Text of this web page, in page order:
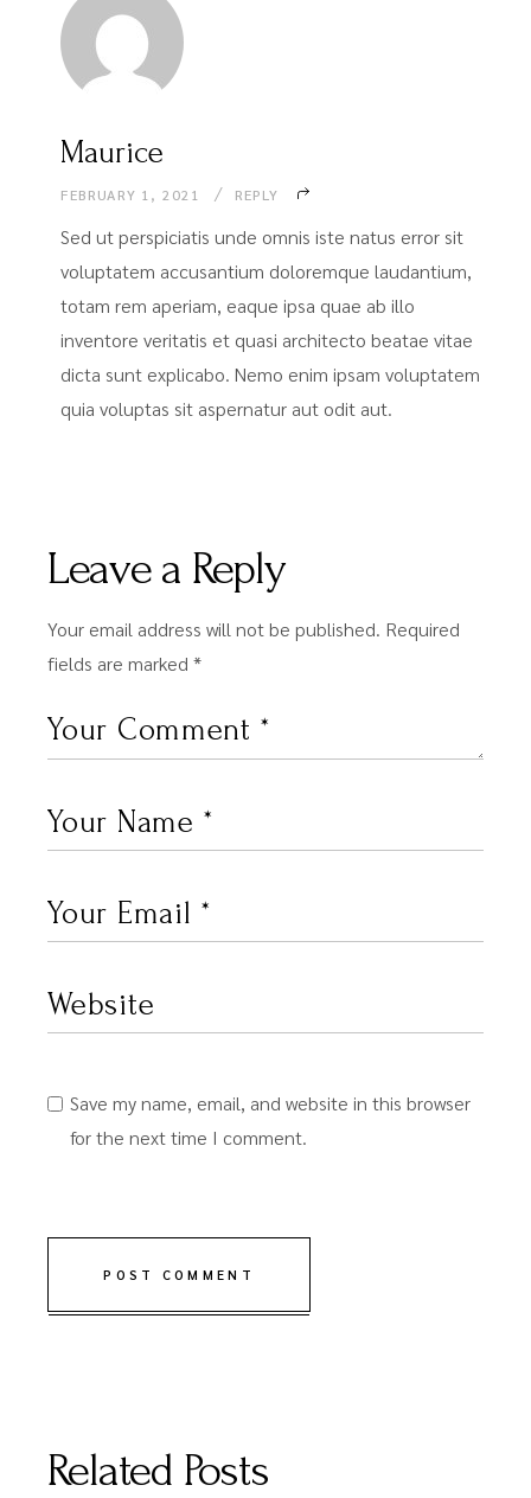
Maurice
FEBRUARY 1, 2021 REPLY
Sed ut perspiciatis unde omnis iste natus error sit
voluptatem accusantium doloremque laudantium,
totam rem aperiam, eaque ipsa quae ab illo
inventore veritatis et quasi architecto beatae vitae
dicta sunt explicabo. Nemo enim ipsam voluptatem
quia voluptas sit aspernatur aut odit aut.
Leave a Reply
Your email address will not be published. Required
fields are marked*
Save my name, email, and website in this browser
for the next time I comment.
POST COMMENT
Related Posts